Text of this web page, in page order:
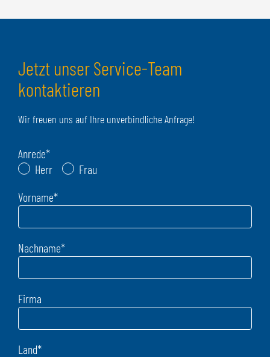
Jetzt unser Service-Team
kontaktieren
Wir freuen uns auf Ihre unverbindliche Anfrage!
Anrede*
Herr
Frau
Vorname*
Nachname*
Firma
Land*